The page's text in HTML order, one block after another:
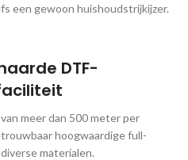
een gewoon huishoudstrijkijzer.
DTF-
meer dan 500 meter per
hoogwaardige full-
materialen.